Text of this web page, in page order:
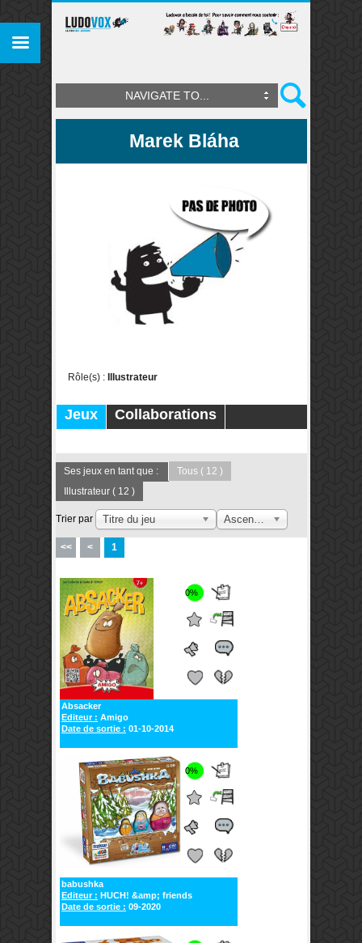
NAVIGATE TO...
Marek Bláha
Rôle(s) : Illustrateur
Jeux
Collaborations
Ses jeux en tant que : Tous ( 12 )
Illustrateur ( 12 )
Trier par Titre du jeu
<< < 1
0%
Absacker
Editeur : Amigo
Date de sortie : 01-10-2014
0%
babushka
Editeur : HUCH! &amp; friends
Date de sortie : 09-2020